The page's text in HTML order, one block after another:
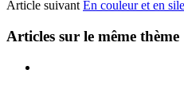
Article suivant En couleur et en
Articles sur le même thème